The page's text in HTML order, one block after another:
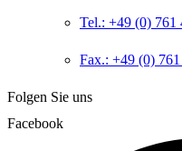
Tel.: +49 (0) 761
Fax.: +49 (0)
Folgen Sie uns
Facebook